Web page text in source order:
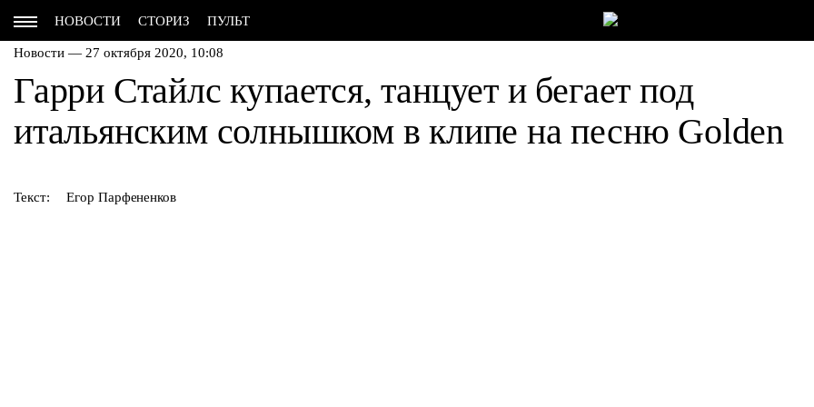
НОВОСТИ СТОРИЗ ПУЛЬТ
Новости — 27 октября 2020, 10:08
Гарри Стайлс купается, танцует и бегает под
итальянским солнышком в клипе на песню Golden
Текст: Егор Парфененков